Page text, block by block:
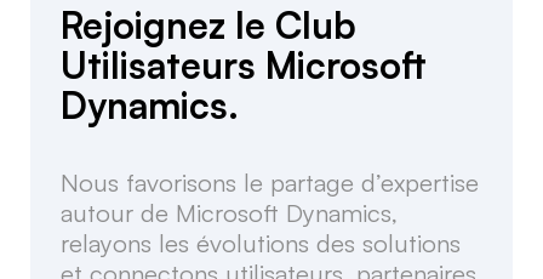
Rejoignez le Club
Utilisateurs Microsoft
Dynamics.
Nous favorisons le partage d’expertise
autour de Microsoft Dynamics,
relayons les évolutions des solutions